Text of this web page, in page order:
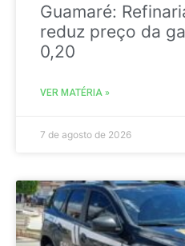
Guamaré:
reduz preço da
0,20
VER MATÉRIA »
7 de agosto de 2026